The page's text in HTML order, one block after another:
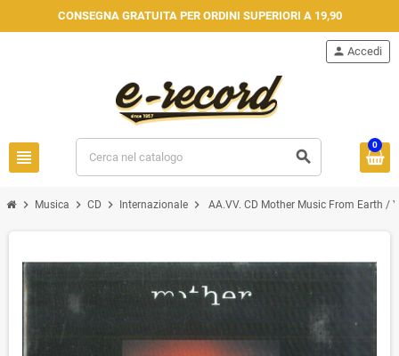
CONSEGNA GRATUITA PER ORDINI SUPERIORI A 19,90
view_headline search
person Accedi
0
chevron_right Musica chevron_right CD chevron_right Internazionale chevron_right AA.VV. CD Mother Music From Earth /